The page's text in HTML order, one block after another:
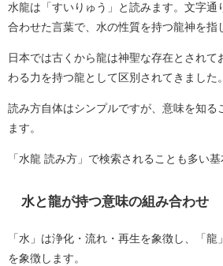
水龍は「すいりゅう」と読みます。文字通
合わせた言葉で、水の性質を持つ龍神を指
日本では古くから龍は神聖な存在とされて
わる力を持つ龍として区別されてきました。
読み方自体はシンプルですが、意味を知る
ます。
「水龍 読み方」で検索されることも多い基
水と龍が持つ意味の組み合わせ
「水」は浄化・流れ・再生を象徴し、「
を象徴します。